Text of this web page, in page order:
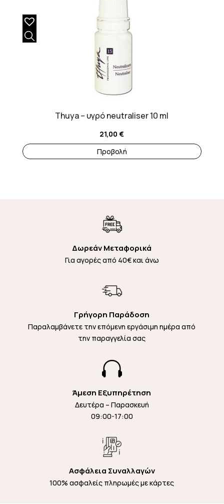
Thuya – υγρό neutraliser 10 ml
21,00€
Προβολή
Δωρεάν Μεταφορικά
Για αγορές από 40€ και άνω
Γρήγορη Παράδοση
Παραλαμβάνετε την επόμενη εργάσιμη ημέρα από
την παραγγελία σας

Άμεση Εξυπηρέτηση
Δευτέρα – Παρασκευή
09:00-17:00
Ασφάλεια Συναλλαγών
100% ασφαλείς πληρωμές με κάρτες